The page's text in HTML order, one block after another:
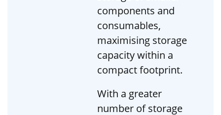
components and
consumables,
maximising storage
capacity within a
compact footprint.
With a greater
number of storage